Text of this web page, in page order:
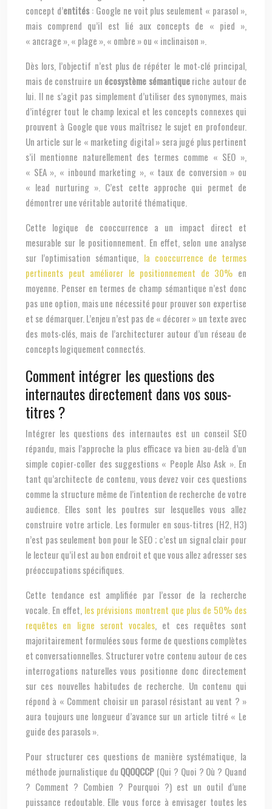
concept d’entités: Google ne voit plus seulement « parasol »,
mais comprend qu’il est lié aux concepts de « pied »,
« ancrage », « plage », « ombre » ou « inclinaison ».
Dès lors, l’objectif n’est plus de répéter le mot-clé principal,
mais de construire un écosystème sémantiqueriche autour de
lui. Il ne s’agit pas simplement d’utiliser des synonymes, mais
d’intégrer tout le champ lexical et les concepts connexes qui
prouvent à Google que vous maîtrisez le sujet en profondeur.
Un article sur le « marketing digital » sera jugé plus pertinent
s’il mentionne naturellement des termes comme « SEO »,
« SEA », « inbound marketing », « taux de conversion » ou
« lead nurturing ». C’est cette approche qui permet de
démontrer une véritable autorité thématique.
Cette logique de cooccurrence a un impact direct et
mesurable sur le positionnement. En effet, selon une analyse
sur l’optimisation sémantique, la cooccurrence de termes
pertinents peut améliorer le positionnement de 30% en
moyenne. Penser en termes de champ sémantique n’est donc
pas une option, mais une nécessité pour prouver son expertise
et se démarquer. L’enjeu n’est pas de « décorer » un texte avec
des mots-clés, mais de l’architecturer autour d’un réseau de
concepts logiquement connectés.
Comment intégrer les questions des
internautes directement dans vos sous-
titres ?
Intégrer les questions des internautes est un conseil SEO
répandu, mais l’approche la plus efficace va bien au-delà d’un
simple copier-coller des suggestions « People Also Ask ». En
tant qu’architecte de contenu, vous devez voir ces questions
comme la structure même de l’intention de recherche de votre
audience. Elles sont les poutres sur lesquelles vous allez
construire votre article. Les formuler en sous-titres (H2, H3)
n’est pas seulement bon pour le SEO ; c’est un signal clair pour
le lecteur qu’il est au bon endroit et que vous allez adresser ses
préoccupations spécifiques.
Cette tendance est amplifiée par l’essor de la recherche
vocale. En effet, les prévisions montrent que plus de 50% des
requêtes en ligne seront vocales , et ces requêtes sont
majoritairement formulées sous forme de questions complètes
et conversationnelles. Structurer votre contenu autour de ces
interrogations naturelles vous positionne donc directement
sur ces nouvelles habitudes de recherche. Un contenu qui
répond à « Comment choisir un parasol résistant au vent ? »
aura toujours une longueur d’avance sur un article titré « Le
guide des parasols ».
Pour structurer ces questions de manière systématique, la
méthode journalistique du QQOQCCP (Qui ? Quoi ? Où ? Quand
? Comment ? Combien ? Pourquoi ?) est un outil d’une
puissance redoutable. Elle vous force à envisager toutes les